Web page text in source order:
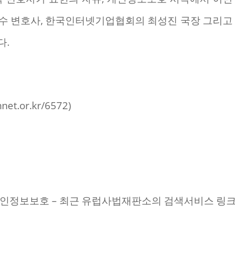
변호사, 한국인터넷기업협회의 최성진 국장 그리
.
6572)
정보보호 – 최근 유럽사법재판소의 검색서비스 링